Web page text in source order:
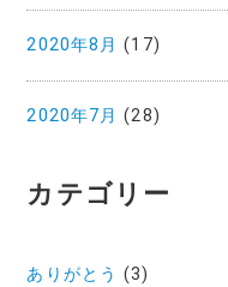
2020年8月 (17)
2020年7月 (28)
カテゴリー
ありがとう (3)